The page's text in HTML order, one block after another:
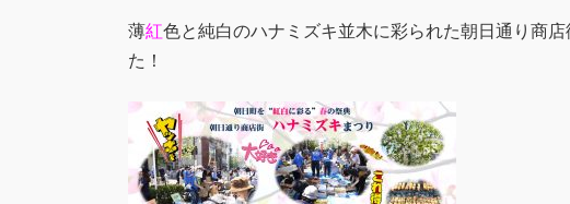
薄紅色と純白のハナミズキ並木に彩られた朝日通り商
た！